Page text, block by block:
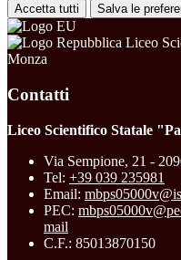
Accetta tutti Salva le
Liceo
Monza
Contatti
Liceo Scientifico Statale
Via Sempione, 21 -
Tel: +39 039 235981
Email:
PEC:
mail
C.F.: 85013870150